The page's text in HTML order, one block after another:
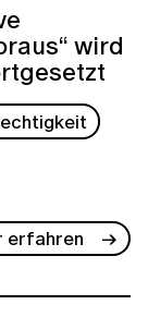
wird
erfahren